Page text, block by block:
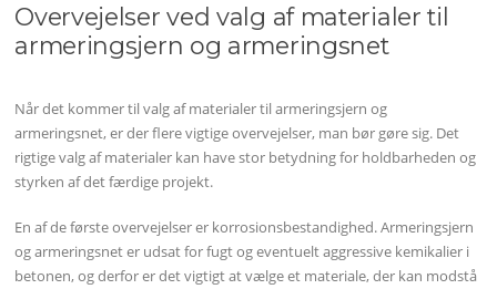
Overvejelser ved valg af materialer til
armeringsjern og armeringsnet
Når det kommer til valg af materialer til armeringsjern og
armeringsnet, er der flere vigtige overvejelser, man bør gøre sig. Det
rigtige valg af materialer kan have stor betydning for holdbarheden og
styrken af det færdige projekt.
En af de første overvejelser er korrosionsbestandighed. Armeringsjern
og armeringsnet er udsat for fugt og eventuelt aggressive kemikalier i
betonen, og derfor er det vigtigt at vælge et materiale, der kan modstå